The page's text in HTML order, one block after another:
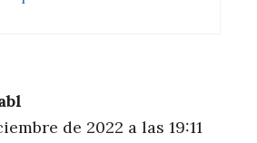
de 2022 a las 19:11